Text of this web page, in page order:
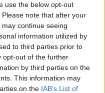
use the below opt-out
note that after your
continue seeing
information utilized by
to third parties prior to
opt-out of the further
by third parties on the
This information may
on the IAB’s List of